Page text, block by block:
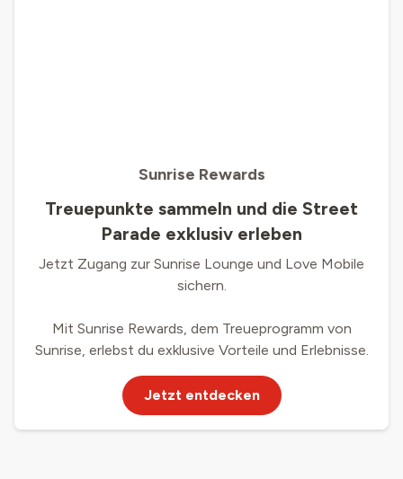
Sunrise Rewards
Treuepunkte sammeln und die Street
Parade exklusiv erleben
Jetzt Zugang zur Sunrise Lounge und Love Mobile
sichern.
Mit Sunrise Rewards, dem Treueprogramm von
Sunrise, erlebst du exklusive Vorteile und Erlebnisse.
Jetzt entdecken